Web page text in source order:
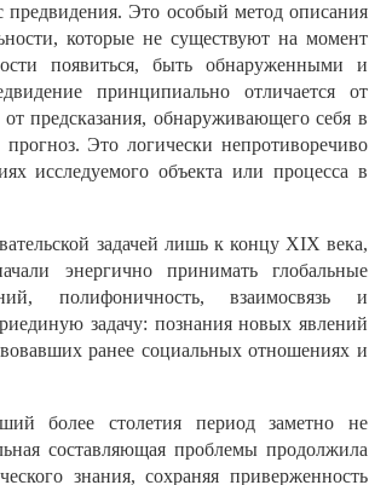
предвидения. Это особый метод описания
которые не существуют на момент
появиться, быть обнаруженными и
принципиально отличается от
предсказания, обнаруживающего себя в
Это логически непротиворечиво
исследуемого объекта или процесса в
задачей лишь к концу XIX века,
энергично принимать глобальные
полифоничность, взаимосвязь и
задачу: познания новых явлений
ранее социальных отношениях и
более столетия период заметно не
составляющая проблемы продолжила
знания, сохраняя приверженность